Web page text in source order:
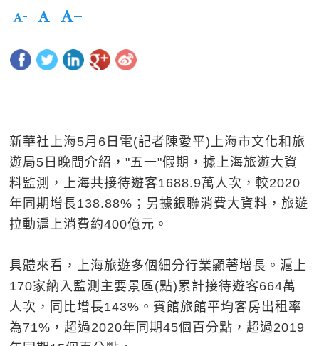
新華社上海5月6日電(記者陳愛平)上海市文化和旅
遊局5日晚間介紹，"五一"假期，據上海旅遊大資
料監測，上海共接待遊客1688.9萬人次，較2020
年同期增長138.88%；另據銀聯消費大資料，旅遊
拉動滬上消費約400億元。
具體來看，上海旅遊多個細分行業顯著增長。滬上
170家納入監測主要景區(點)累計接待遊客664萬
人次，同比增長143%。賓館旅館平均客房出租率
為71%，超過2020年同期45個百分點，超過2019